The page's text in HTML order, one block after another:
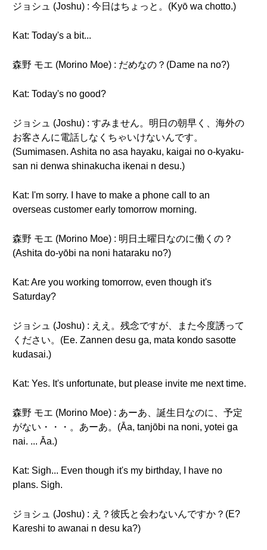
ジョシュ (Joshu) : 今日はちょっと。(Kyō wa chotto.)
Kat: Today's a bit...
森野 モエ (Morino Moe) : だめなの？(Dame na no?)
Kat: Today's no good?
ジョシュ (Joshu) : すみません。明日の朝早く、海外の
お客さんに電話しなくちゃいけないんです。
(Sumimasen. Ashita no asa hayaku, kaigai no o-kyaku-
san ni denwa shinakucha ikenai n desu.)
Kat: I'm sorry. I have to make a phone call to an
overseas customer early tomorrow morning.
森野 モエ (Morino Moe) : 明日土曜日なのに働くの？
(Ashita do-yōbi na noni hataraku no?)
Kat: Are you working tomorrow, even though it's
Saturday?
ジョシュ (Joshu) : ええ。残念ですが、また今度誘って
ください。(Ee. Zannen desu ga, mata kondo sasotte
kudasai.)
Kat: Yes. It's unfortunate, but please invite me next time.
森野 モエ (Morino Moe) : あーあ、誕生日なのに、予定
がない・・・。あーあ。(Āa, tanjōbi na noni, yotei ga
nai. ... Āa.)
Kat: Sigh... Even though it's my birthday, I have no
plans. Sigh.
ジョシュ (Joshu) : え？彼氏と会わないんですか？(E?
Kareshi to awanai n desu ka?)